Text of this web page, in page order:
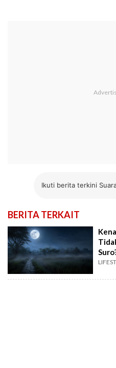
Ikuti berita terkini
BERITA TERKAIT